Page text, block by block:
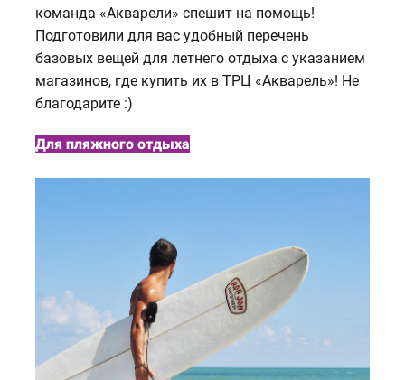
команда «Акварели» спешит на помощь!
Подготовили для вас удобный перечень
базовых вещей для летнего отдыха с указанием
магазинов, где купить их в ТРЦ «Акварель»! Не
благодарите :)
Для пляжного отдыха